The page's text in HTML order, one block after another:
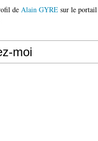
de Alain GYRE sur le portail
moi